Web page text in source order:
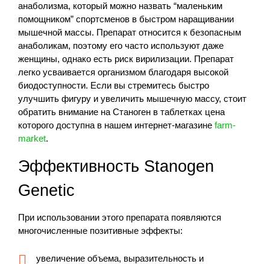
анаболизма, который можно назвать “маленьким
помощником” спортсменов в быстром наращивании
мышечной массы. Препарат относится к безопасным
анаболикам, поэтому его часто используют даже
женщины, однако есть риск вирилизации. Препарат
легко усваивается организмом благодаря высокой
биодоступности. Если вы стремитесь быстро
улучшить фигуру и увеличить мышечную массу, стоит
обратить внимание на Станоген в таблетках цена
которого доступна в нашем интернет-магазине farm-
market.
Эффективность Stanogen
Genetic
При использовании этого препарата появляются
многочисленные позитивные эффекты:
увеличение объема, выразительность и